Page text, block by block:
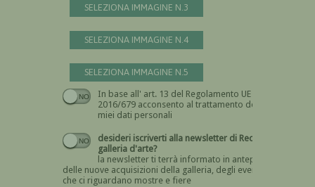
SELEZIONA IMMAGINE N.3
SELEZIONA IMMAGINE N.4
SELEZIONA IMMAGINE N.5
In base all' art. 13 del Regolamento UE n.
2016/679 acconsento al trattamento dei
miei dati personali
Devi dare il consenso
desideri iscriverti alla newsletter di Recta
galleria d'arte?
la newsletter ti terrà informato in anteprima
delle nuove acquisizioni della galleria, degli eventi
che ci riguardano mostre e fiere